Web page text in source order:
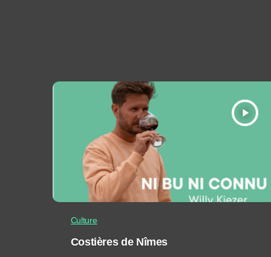
play_arrow
Culture
Costières de Nîmes